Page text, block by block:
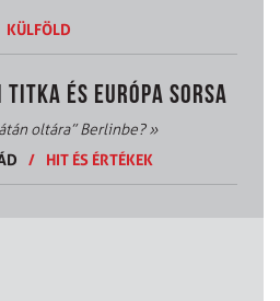
KÜLFÖLD
TITKA ÉS EURÓPA SORSA
oltára” Berlinbe?»
/ HIT ÉS ÉRTÉKEK